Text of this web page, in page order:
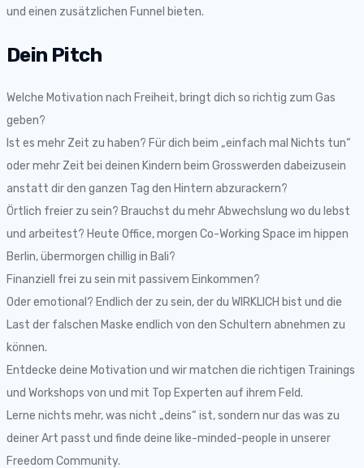
und einen zusätzlichen Funnel bieten.
Dein Pitch
Welche Motivation nach Freiheit, bringt dich so richtig zum Gas
geben?
Ist es mehr Zeit zu haben? Für dich beim „einfach mal Nichts tun“
oder mehr Zeit bei deinen Kindern beim Grosswerden dabeizusein
anstatt dir den ganzen Tag den Hintern abzurackern?
Örtlich freier zu sein? Brauchst du mehr Abwechslung wo du lebst
und arbeitest? Heute Office, morgen Co-Working Space im hippen
Berlin, übermorgen chillig in Bali?
Finanziell frei zu sein mit passivem Einkommen?
Oder emotional? Endlich der zu sein, der du WIRKLICH bist und die
Last der falschen Maske endlich von den Schultern abnehmen zu
können.
Entdecke deine Motivation und wir matchen die richtigen Trainings
und Workshops von und mit Top Experten auf ihrem Feld.
Lerne nichts mehr, was nicht „deins“ ist, sondern nur das was zu
deiner Art passt und finde deine like-minded-people in unserer
Freedom Community.